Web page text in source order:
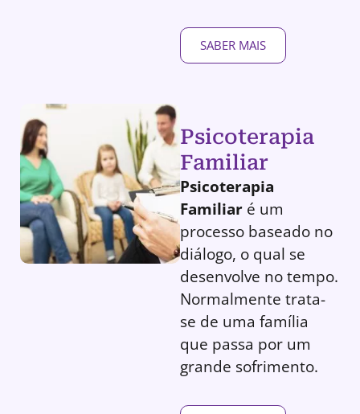
SABER MAIS
Psicoterapia
Familiar
Psicoterapia
Familiar é um
processo baseado no
diálogo, o qual se
desenvolve no tempo.
Normalmente trata-
se de uma família
que passa por um
grande sofrimento.